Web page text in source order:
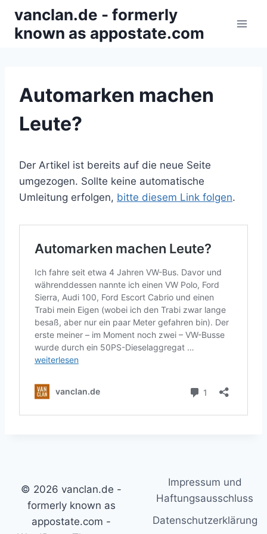
Inhalt
springen
vanclan.de - formerly
known as appostate.com
Automarken machen
Leute?
Der Artikel ist bereits auf die neue Seite
umgezogen. Sollte keine automatische
Umleitung erfolgen, bitte diesem Link folgen.
© 2026 vanclan.de -
formerly known as
appostate.com -
Impressum und
Haftungsausschluss
Datenschutzerklärung